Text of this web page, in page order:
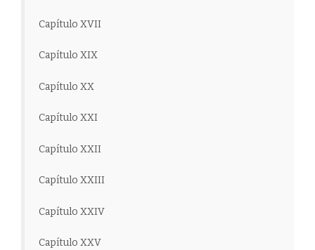
Capítulo XVII
Capítulo XIX
Capítulo XX
Capítulo XXI
Capítulo XXII
Capítulo XXIII
Capítulo XXIV
Capítulo XXV